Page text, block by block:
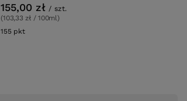
155,00 zł / szt.
(103,33 zł / 100ml)
155 pktpunktów